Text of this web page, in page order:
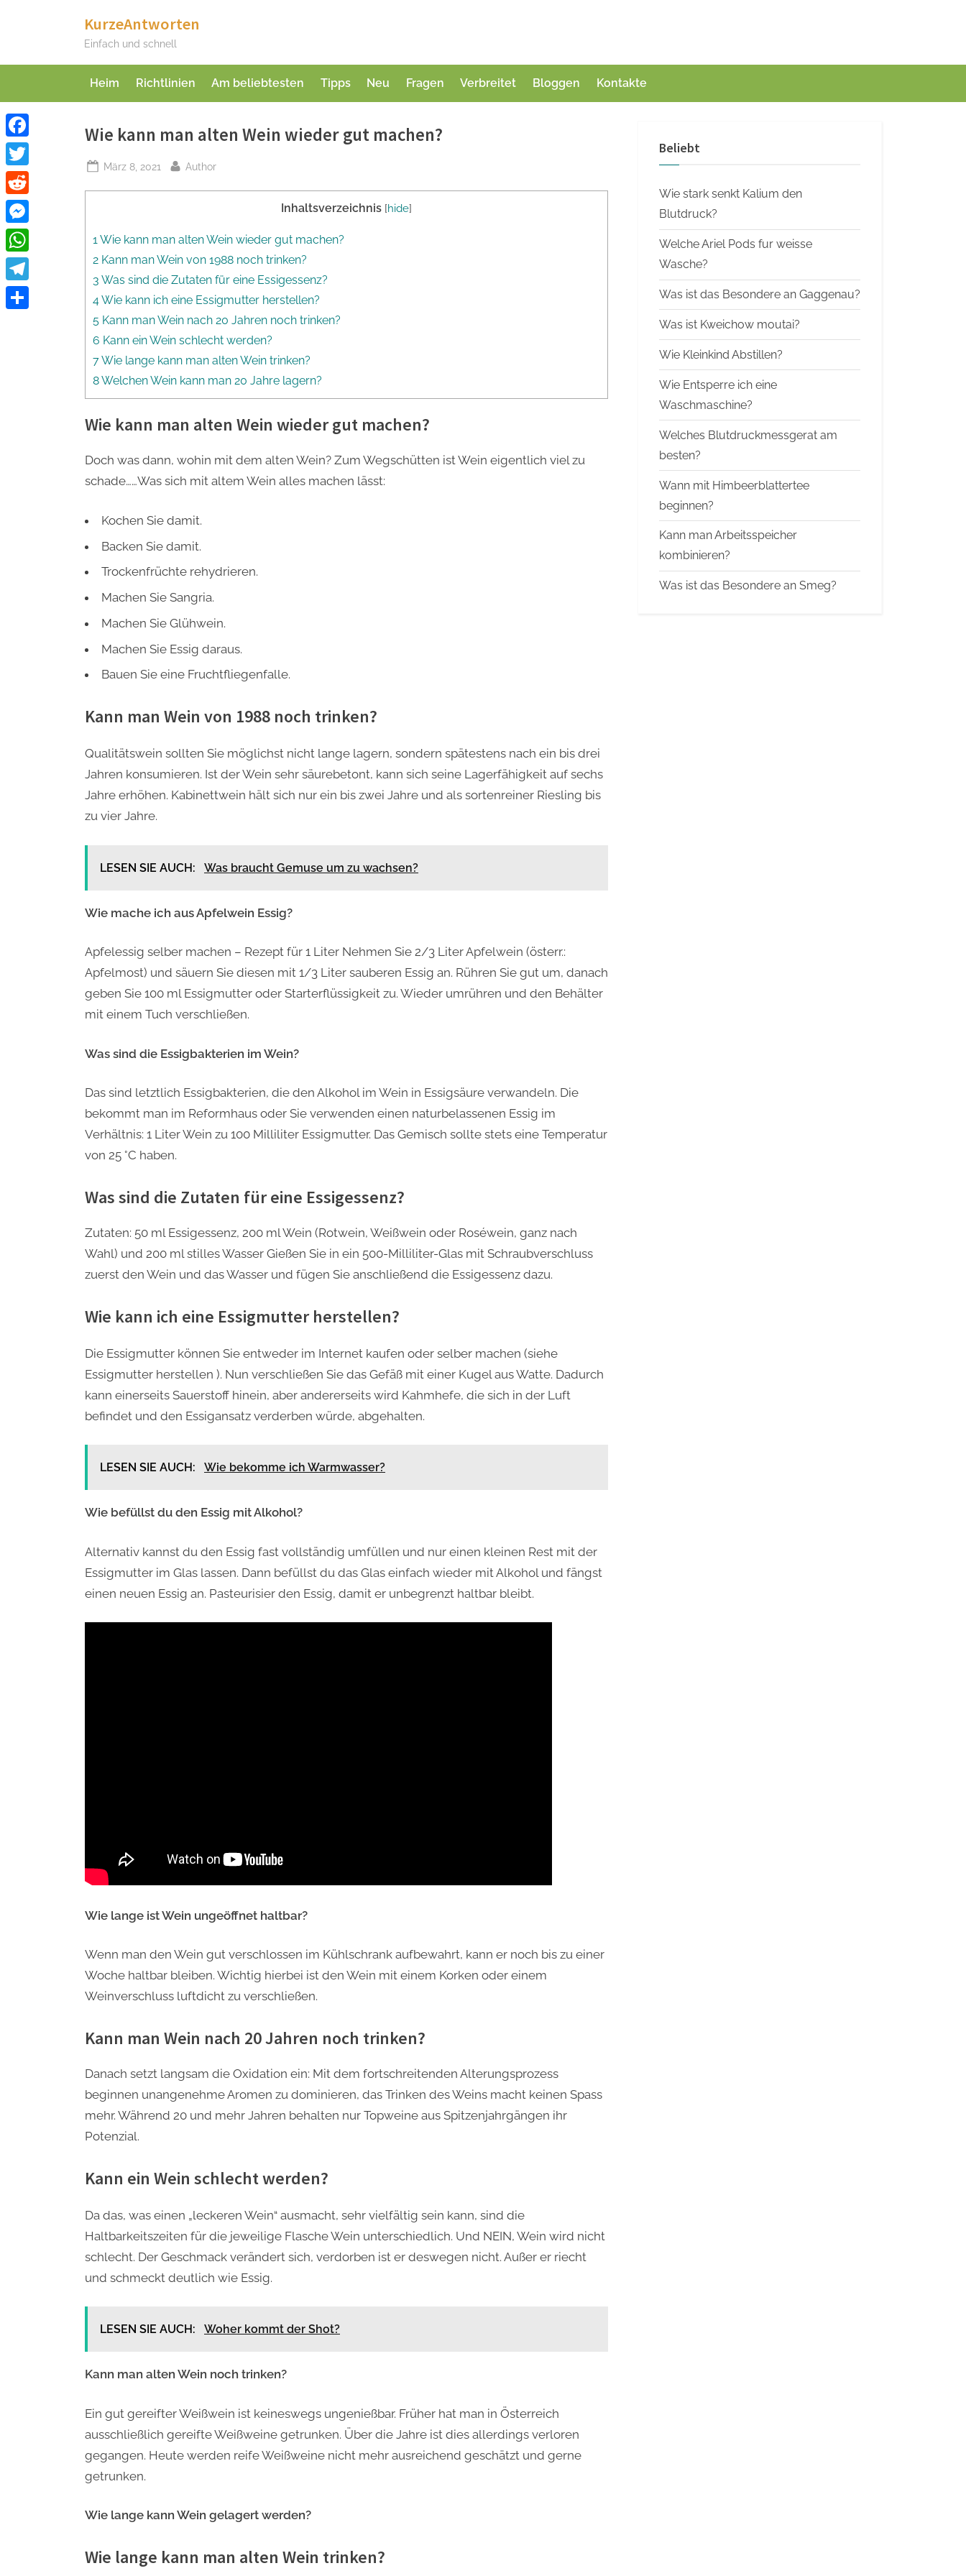
KurzeAntworten
Einfach und schnell
Heim Richtlinien Am beliebtesten Tipps Neu Fragen Verbreitet Bloggen Kontakte
Wie kann man alten Wein wieder gut machen?
Posted
März 8, 2021 By
Author
Inhaltsverzeichnis [hide]
1 Wie kann man alten Wein wieder gut machen?
2 Kann man Wein von 1988 noch trinken?
3 Was sind die Zutaten für eine Essigessenz?
4 Wie kann ich eine Essigmutter herstellen?
5 Kann man Wein nach 20 Jahren noch trinken?
6 Kann ein Wein schlecht werden?
7 Wie lange kann man alten Wein trinken?
8 Welchen Wein kann man 20 Jahre lagern?
Wie kann man alten Wein wieder gut machen?
Doch was dann, wohin mit dem alten Wein? Zum Wegschütten ist Wein eigentlich viel zu
schade……Was sich mit altem Wein alles machen lässt:
Kochen Sie damit.
Backen Sie damit.
Trockenfrüchte rehydrieren.
Machen Sie Sangria.
Machen Sie Glühwein.
Machen Sie Essig daraus.
Bauen Sie eine Fruchtfliegenfalle.
Kann man Wein von 1988 noch trinken?
Qualitätswein sollten Sie möglichst nicht lange lagern, sondern spätestens nach ein bis drei
Jahren konsumieren. Ist der Wein sehr säurebetont, kann sich seine Lagerfähigkeit auf sechs
Jahre erhöhen. Kabinettwein hält sich nur ein bis zwei Jahre und als sortenreiner Riesling bis
zu vier Jahre.
LESEN SIE AUCH: Was braucht Gemuse um zu wachsen?
Wie mache ich aus Apfelwein Essig?
Apfelessig selber machen – Rezept für 1 Liter Nehmen Sie 2/3 Liter Apfelwein (österr.:
Apfelmost) und säuern Sie diesen mit 1/3 Liter sauberen Essig an. Rühren Sie gut um, danach
geben Sie 100 ml Essigmutter oder Starterflüssigkeit zu. Wieder umrühren und den Behälter
mit einem Tuch verschließen.
Was sind die Essigbakterien im Wein?
Das sind letztlich Essigbakterien, die den Alkohol im Wein in Essigsäure verwandeln. Die
bekommt man im Reformhaus oder Sie verwenden einen naturbelassenen Essig im
Verhältnis: 1 Liter Wein zu 100 Milliliter Essigmutter. Das Gemisch sollte stets eine Temperatur
von 25 °C haben.
Was sind die Zutaten für eine Essigessenz?
Zutaten: 50 ml Essigessenz, 200 ml Wein (Rotwein, Weißwein oder Roséwein, ganz nach
Wahl) und 200 ml stilles Wasser Gießen Sie in ein 500-Milliliter-Glas mit Schraubverschluss
zuerst den Wein und das Wasser und fügen Sie anschließend die Essigessenz dazu.
Wie kann ich eine Essigmutter herstellen?
Die Essigmutter können Sie entweder im Internet kaufen oder selber machen (siehe
Essigmutter herstellen ). Nun verschließen Sie das Gefäß mit einer Kugel aus Watte. Dadurch
kann einerseits Sauerstoff hinein, aber andererseits wird Kahmhefe, die sich in der Luft
befindet und den Essigansatz verderben würde, abgehalten.
LESEN SIE AUCH: Wie bekomme ich Warmwasser?
Wie befüllst du den Essig mit Alkohol?
Alternativ kannst du den Essig fast vollständig umfüllen und nur einen kleinen Rest mit der
Essigmutter im Glas lassen. Dann befüllst du das Glas einfach wieder mit Alkohol und fängst
einen neuen Essig an. Pasteurisier den Essig, damit er unbegrenzt haltbar bleibt.
Wie lange ist Wein ungeöffnet haltbar?
Wenn man den Wein gut verschlossen im Kühlschrank aufbewahrt, kann er noch bis zu einer
Woche haltbar bleiben. Wichtig hierbei ist den Wein mit einem Korken oder einem
Weinverschluss luftdicht zu verschließen.
Kann man Wein nach 20 Jahren noch trinken?
Danach setzt langsam die Oxidation ein: Mit dem fortschreitenden Alterungsprozess
beginnen unangenehme Aromen zu dominieren, das Trinken des Weins macht keinen Spass
mehr. Während 20 und mehr Jahren behalten nur Topweine aus Spitzenjahrgängen ihr
Potenzial.
Kann ein Wein schlecht werden?
Da das, was einen „leckeren Wein“ ausmacht, sehr vielfältig sein kann, sind die
Haltbarkeitszeiten für die jeweilige Flasche Wein unterschiedlich. Und NEIN, Wein wird nicht
schlecht. Der Geschmack verändert sich, verdorben ist er deswegen nicht. Außer er riecht
und schmeckt deutlich wie Essig.
LESEN SIE AUCH: Woher kommt der Shot?
Kann man alten Wein noch trinken?
Ein gut gereifter Weißwein ist keineswegs ungenießbar. Früher hat man in Österreich
ausschließlich gereifte Weißweine getrunken. Über die Jahre ist dies allerdings verloren
gegangen. Heute werden reife Weißweine nicht mehr ausreichend geschätzt und gerne
getrunken.
Wie lange kann Wein gelagert werden?
Wie lange kann man alten Wein trinken?
Beliebt
Wie stark senkt Kalium den
Blutdruck?
Welche Ariel Pods fur weisse
Wasche?
Was ist das Besondere an Gaggenau?
Was ist Kweichow moutai?
Wie Kleinkind Abstillen?
Wie Entsperre ich eine
Waschmaschine?
Welches Blutdruckmessgerat am
besten?
Wann mit Himbeerblattertee
beginnen?
Kann man Arbeitsspeicher
kombinieren?
Was ist das Besondere an Smeg?
Facebook
Twitter
Reddit
Messenger
WhatsApp
Telegram